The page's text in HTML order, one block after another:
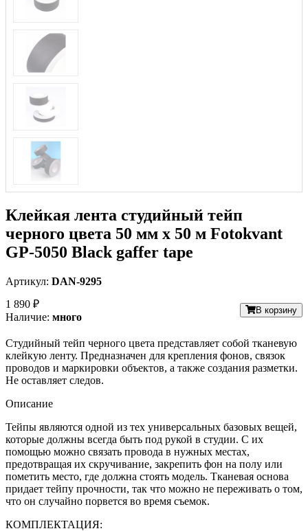
Клейкая лента студийный тейп
черного цвета 50 мм х 50 м Fotokvant
GP-5050 Black gaffer tape
Артикул: DAN-9295
1 890 ₽
Наличие: много
В корзину
Студийный тейп черного цвета представляет собой тканевую
клейкую ленту. Предназначен для крепления фонов, связок
проводов и маркировки объектов, а также создания разметки.
Не оставляет следов.
Описание
Тейпы являются одной из тех универсальных базовых вещей,
которые должны всегда быть под рукой в студии. С их
помощью можно связать провода в нужных местах,
предотвращая их скручивание, закрепить фон на полу или
пометить место, где должна стоять модель. Тканевая основа
придает тейпу прочности, так что можно не переживать о том,
что он случайно порвется во время съемок.
КОМПЛЕКТАЦИЯ: